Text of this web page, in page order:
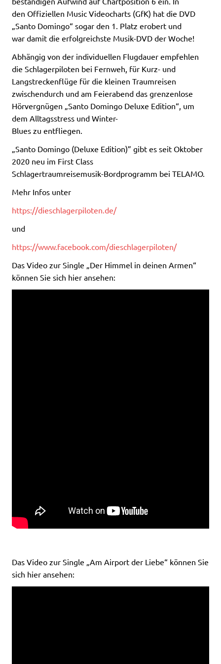
den Offiziellen Music Videocharts (GfK) hat die DVD
„Santo Domingo“ sogar den 1. Platz erobert und
war damit die erfolgreichste Musik-DVD der Woche!
Abhängig von der individuellen Flugdauer empfehlen
die Schlagerpiloten bei Fernweh, für Kurz- und
Langstreckenflüge für die kleinen Traumreisen
zwischendurch und am Feierabend das grenzenlose
Hörvergnügen „Santo Domingo Deluxe Edition“, um
dem Alltagsstress und Winter-
Blues zu entfliegen.
„Santo Domingo (Deluxe Edition)” gibt es seit Oktober
2020 neu im First Class
Schlagertraumreisemusik-Bordprogramm bei TELAMO.
Mehr Infos unter
https://dieschlagerpiloten.de/
und
https://www.facebook.com/dieschlagerpiloten/
Das Video zur Single „Der Himmel in deinen Armen“
können Sie sich hier ansehen:
Das Video zur Single „Am Airport der Liebe“ können Sie
sich hier ansehen: